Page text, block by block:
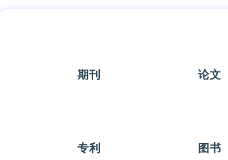
期刊 论文
专利 图书